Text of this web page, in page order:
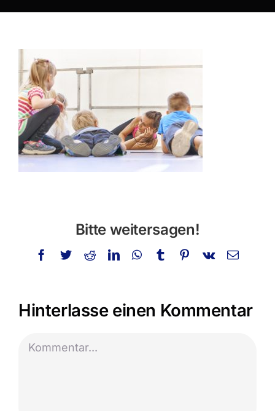
Privatstunden
Schminken
Info
Kontakt
Bitte weitersagen!
Facebook
TwitterRedditLinkedInWhatsApp
TumblrPinterest
Vk
E-
Hinterlasse einen Kommentar
Kommentar